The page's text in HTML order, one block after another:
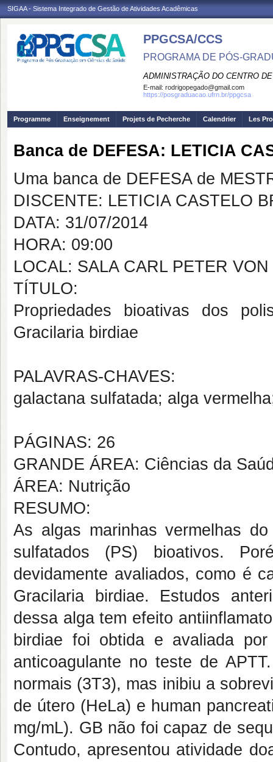
SIGAA - Sistema Integrado de Gestão de Atividades Acadêmicas
PPGCSA/CCS
PROGRAMA DE PÓS-
ADMINISTRAÇÃO DO CENTRO
E-mail: rodrigopegado@gmail.com
https://posgraduacao.ufrn.br/ppgcsa
Programme Enseignement Projets de Pecherche Calendrier Les
Banca de DEFESA: LETICIA
Uma banca de DEFESA de
DISCENTE: LETICIA CASTELO
DATA: 31/07/2014
HORA: 09:00
LOCAL: SALA CARL PETER
TÍTULO:
Propriedades bioativas dos
Gracilaria birdiae
PALAVRAS-CHAVES:
galactana sulfatada; alga
PÁGINAS: 26
GRANDE ÁREA: Ciências da
ÁREA: Nutrição
RESUMO:
As algas marinhas vermelhas
sulfatados (PS) bioativos.
devidamente avaliados, como é
Gracilaria birdiae. Estudos
dessa alga tem efeito
birdiae foi obtida e avaliada
anticoagulante no teste de
normais (3T3), mas inibiu a
de útero (HeLa) e human
mg/mL). GB não foi capaz de
Contudo, apresentou atividade